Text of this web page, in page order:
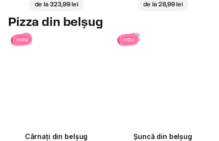
de la 323,99 lei de la 28,99 lei
Pizza din belșug
nou
Cârnați din belșug
nou
Șuncă din belșug